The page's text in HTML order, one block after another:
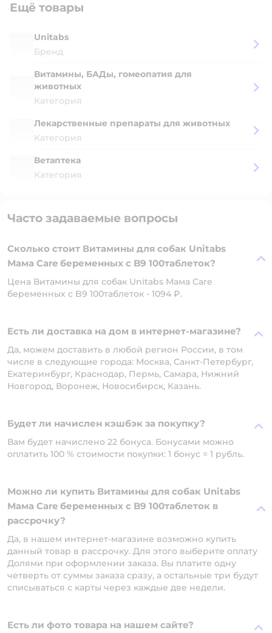
Ещё товары
Unitabs
Бренд
Витамины, БАДы, гомеопатия для
животных
Категория
Лекарственные препараты для животных
Категория
Ветаптека
Категория
Часто задаваемые вопросы
Сколько стоит Витамины для собак Unitabs
Мама Care беременных c B9 100таблеток?
Цена Витамины для собак Unitabs Мама Care
беременных c B9 100таблеток - 1094 ₽.
Есть ли доставка на дом в интернет-магазине?
Да, можем доставить в любой регион России, в том
числе в следующие города: Москва, Санкт-Петербург,
Екатеринбург, Краснодар, Пермь, Самара, Нижний
Новгород, Воронеж, Новосибирск, Казань.
Будет ли начислен кэшбэк за покупку?
Вам будет начислено 22 бонуса. Бонусами можно
оплатить 100 % стоимости покупки: 1 бонус = 1 рубль.
Можно ли купить Витамины для собак Unitabs
Мама Care беременных c B9 100таблеток в
рассрочку?
Да, в нашем интернет-магазине возможно купить
данный товар в рассрочку. Для этого выберите оплату
Долями при оформлении заказа. Вы платите одну
четверть от суммы заказа сразу, а остальные три будут
списываться с карты через каждые две недели.
Есть ли фото товара на нашем сайте?